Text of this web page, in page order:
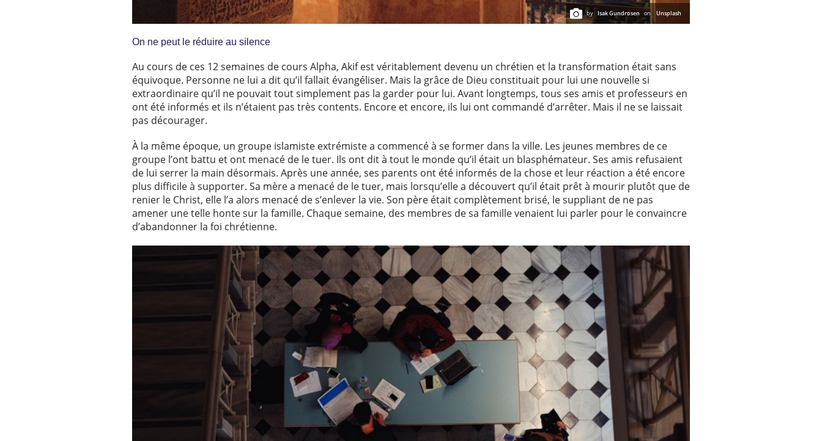
by Isak Gundrosen on Unsplash
On ne peut le réduire au silence
Au cours de ces 12 semaines de cours Alpha, Akif est véritablement devenu un chrétien et la transformation était sans
équivoque. Personne ne lui a dit qu’il fallait évangéliser. Mais la grâce de Dieu constituait pour lui une nouvelle si
extraordinaire qu’il ne pouvait tout simplement pas la garder pour lui. Avant longtemps, tous ses amis et professeurs en
ont été informés et ils n’étaient pas très contents. Encore et encore, ils lui ont commandé d’arrêter. Mais il ne se laissait
pas décourager.
À la même époque, un groupe islamiste extrémiste a commencé à se former dans la ville. Les jeunes membres de ce
groupe l’ont battu et ont menacé de le tuer. Ils ont dit à tout le monde qu’il était un blasphémateur. Ses amis refusaient
de lui serrer la main désormais. Après une année, ses parents ont été informés de la chose et leur réaction a été encore
plus difficile à supporter. Sa mère a menacé de le tuer, mais lorsqu’elle a découvert qu’il était prêt à mourir plutôt que de
renier le Christ, elle l’a alors menacé de s’enlever la vie. Son père était complètement brisé, le suppliant de ne pas
amener une telle honte sur la famille. Chaque semaine, des membres de sa famille venaient lui parler pour le convaincre
d’abandonner la foi chrétienne.